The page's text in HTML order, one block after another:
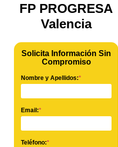
FP PROGRESA
Valencia
Solicita Información Sin
Compromiso
Nombre y Apellidos:*
Email:*
Teléfono:*